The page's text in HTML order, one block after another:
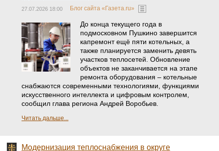
27.07.2026 18:00 Блог сайта «Газета.ru»
До конца текущего года в
подмосковном Пушкино завершится
капремонт ещё пяти котельных, а
также планируется заменить девять
участков теплосетей. Обновление
объектов не заканчивается на этапе
ремонта оборудования – котельные
снабжаются современными технологиями, функциями
искусственного интеллекта и цифровым контролем,
сообщил глава региона Андрей Воробьев.
Читать дальше...
Модернизация теплоснабжения в округе